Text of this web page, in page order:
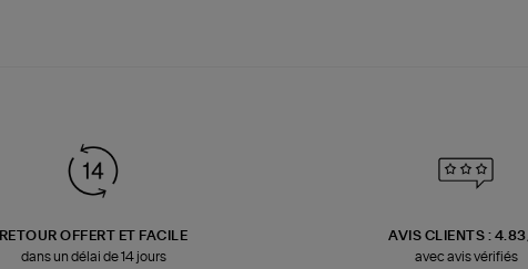
RETOUR OFFERT ET FACILE
dans un délai de 14 jours
AVIS CLIENTS :
avec avis vérifiés